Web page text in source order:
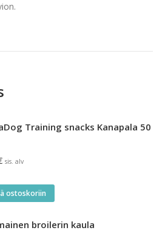
Training snacks Kanapala 50
sis. alv
ostoskoriin
broilerin kaula